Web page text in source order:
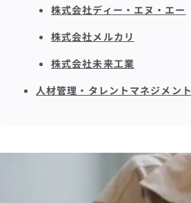
株式会社ディー・エヌ・エー
株式会社メルカリ
株式会社未来工業
人材管理・タレントマネジメン